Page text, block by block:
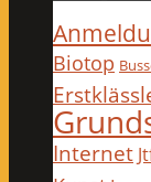
Biotop
Internet